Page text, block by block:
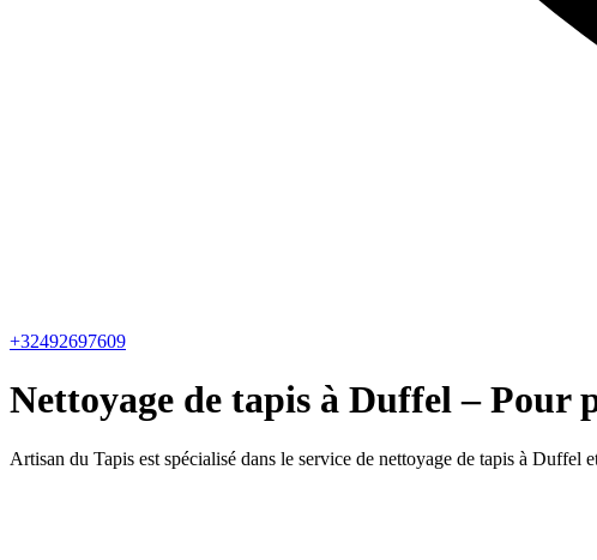
+32492697609
Nettoyage de tapis à Duffel – Pour
Artisan du Tapis est spécialisé dans le service de nettoyage de tapis à